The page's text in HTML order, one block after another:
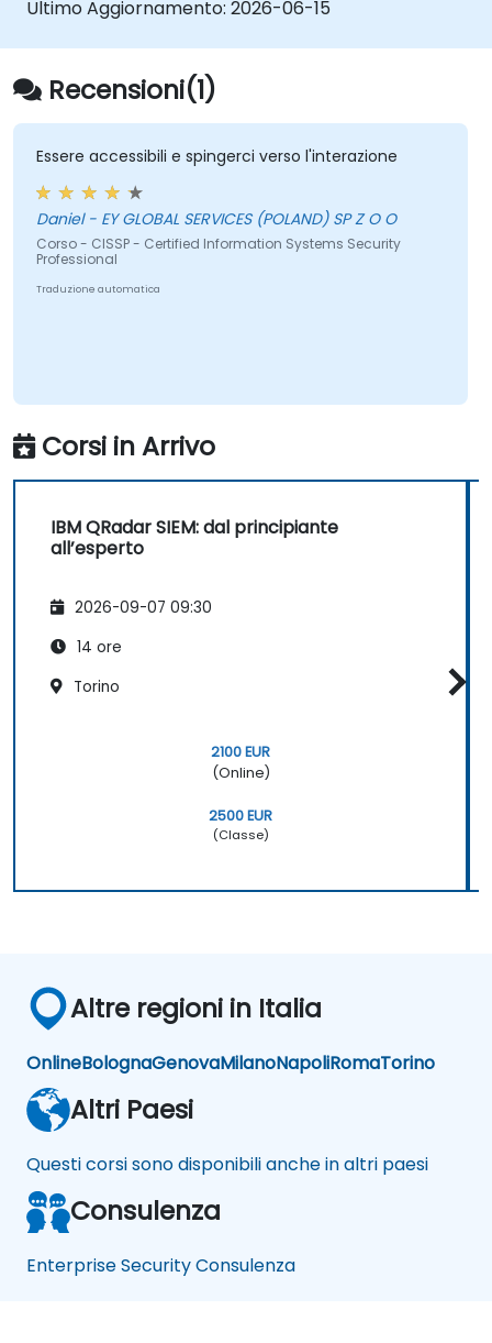
Ultimo Aggiornamento: 2026-06-15
Recensioni(1)
Essere accessibili e spingerci verso l'interazione
Daniel - EY GLOBAL SERVICES (POLAND) SP Z O O
Corso - CISSP - Certified Information Systems Security
Professional
Traduzione automatica
Corsi in Arrivo
IBM QRadar SIEM: dal principiante
all’esperto
2026-09-07 09:30
14 ore
Torino
2100 EUR
(Online)
2500 EUR
(Classe)
Altre regioni in Italia
OnlineBolognaGenovaMilanoNapoliRomaTorino
Altri Paesi
Questi corsi sono disponibili anche in altri paesi
Consulenza
Enterprise Security Consulenza